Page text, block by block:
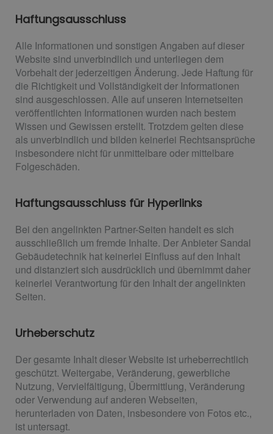
Haftungsausschluss
Alle Informationen und sonstigen Angaben auf dieser
Website sind unverbindlich und unterliegen dem
Vorbehalt der jederzeitigen Änderung. Jede Haftung für
die Richtigkeit und Vollständigkeit der Informationen
sind ausgeschlossen. Alle auf unseren Internetseiten
veröffentlichten Informationen wurden nach bestem
Wissen und Gewissen erstellt. Trotzdem gelten diese
als unverbindlich und bilden keinerlei Rechtsansprüche
insbesondere nicht für unmittelbare oder mittelbare
Folgeschäden.
Haftungsausschluss für Hyperlinks
Bei den angelinkten Partner-Seiten handelt es sich
ausschließlich um fremde Inhalte. Der Anbieter Sandal
Gebäudetechnik hat keinerlei Einfluss auf den Inhalt
und distanziert sich ausdrücklich und übernimmt daher
keinerlei Verantwortung für den Inhalt der angelinkten
Seiten.
Urheberschutz
Der gesamte Inhalt dieser Website ist urheberrechtlich
geschützt. Weitergabe, Veränderung, gewerbliche
Nutzung, Vervielfältigung, Übermittlung, Veränderung
oder Verwendung auf anderen Webseiten,
herunterladen von Daten, insbesondere von Fotos etc.,
ist untersagt.